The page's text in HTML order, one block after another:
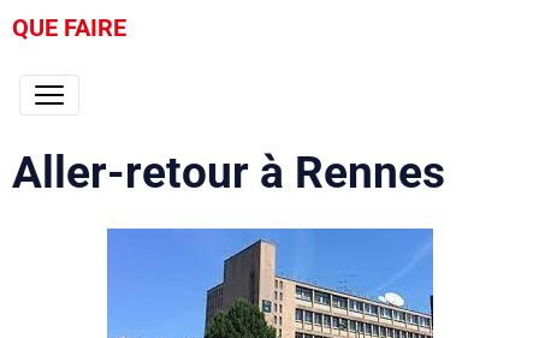
QUE FAIRE
Aller-retour à Rennes